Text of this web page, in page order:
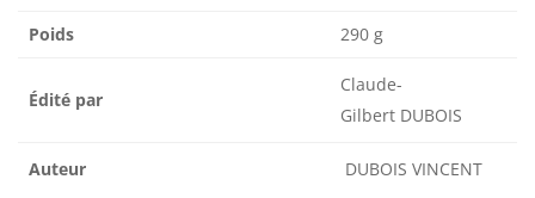
Poids 290 g
Édité par
Claude-
Gilbert DUBOIS
Auteur DUBOIS VINCENT